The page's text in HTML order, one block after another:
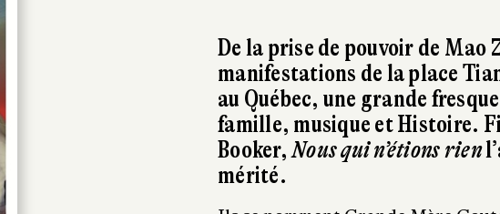
De la prise de pouvoir de Mao
manifestations de la place
au Québec, une grande
famille, musique et Histoire.
Booker,Nous qui n’étions rien
mérité.